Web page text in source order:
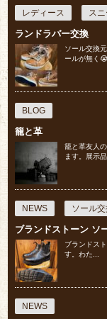
レディース ス
ランドラバー交換
ソール交換
ールが無く
BLOG
籠と革
籠と革友人
ます。展示品
NEWS ソール交
ブランドストーン ソ
ブランドス
す。わた...
NEWS